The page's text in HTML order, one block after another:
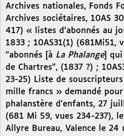
Archives nationales, Fonds
Archives sociétaires, 10AS
417) « listes d’abonnés au
1833 ; 10AS31(1) (681Mi51,
"abonnés [à La Phalange] qui
de Chartres", (1837 ?) ;
23-25) Liste de
mille francs » demandé pour
phalanstère d’enfants, 27
(681 Mi 59, vues 234-237),
Allyre Bureau, Valence le 24